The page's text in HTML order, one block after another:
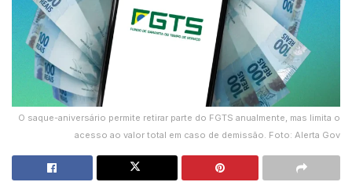
O saque-aniversário permite retirar parte do FGTS anualmente, mas limita o
acesso ao valor total em caso de demissão. Foto: Alerta Gov